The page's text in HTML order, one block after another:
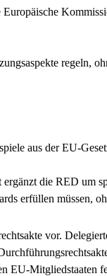
regeln,
aus der EU-
ergänzt die RED um
erfüllen müssen,
vor.
EU-Mitgliedstaaten